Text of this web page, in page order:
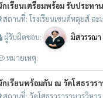
กเรียนเตรียมพร้อม รับประทา
สถานที่: โรงเรียนเซนต์หลุยส์ ฉะเ
ผู้รับผิดชอบ:
มิสวรรณา
หมายเหตุ:
กเรียนพร้อมกัน ณ วัดโสธรวรา
สถานที่: วัดโสธรวรารามวรวิหาร